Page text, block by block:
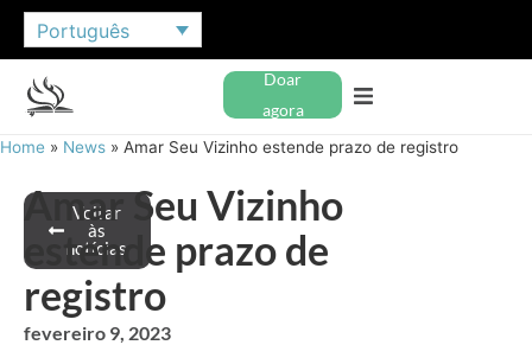
Português
Doar
agora
Home » News » Amar Seu Vizinho estende prazo de registro
Voltar
às
notícias
Amar Seu Vizinho
estende prazo de
registro
fevereiro 9, 2023